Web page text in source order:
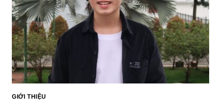
GIỚI THIỆU